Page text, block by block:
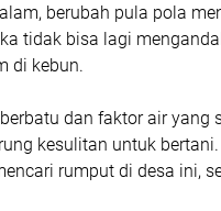
berubah pula pola
tidak bisa lagi
di kebun.
dan faktor air yang
kesulitan untuk
rumput di desa ini,